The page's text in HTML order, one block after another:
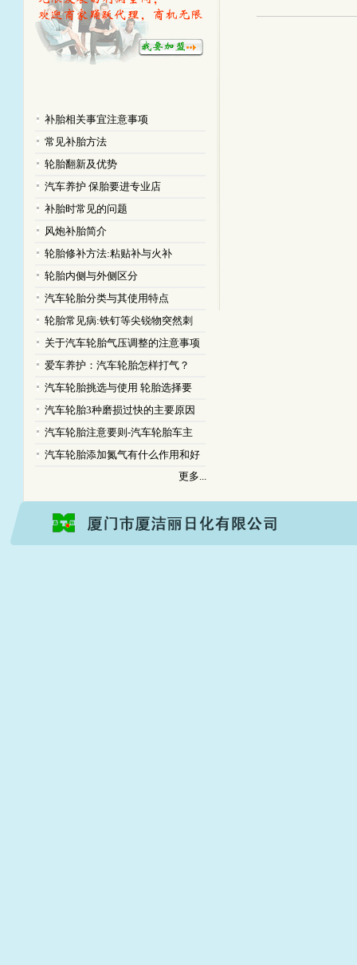
补胎相关事宜注意事项
常见补胎方法
轮胎翻新及优势
汽车养护 保胎要进专业店
补胎时常见的问题
风炮补胎简介
轮胎修补方法:粘贴补与火补
轮胎内侧与外侧区分
汽车轮胎分类与其使用特点
轮胎常见病:铁钉等尖锐物突然刺
关于汽车轮胎气压调整的注意事项
爱车养护：汽车轮胎怎样打气？
汽车轮胎挑选与使用 轮胎选择要
汽车轮胎3种磨损过快的主要原因
汽车轮胎注意要则-汽车轮胎车主
汽车轮胎添加氮气有什么作用和好
更多...